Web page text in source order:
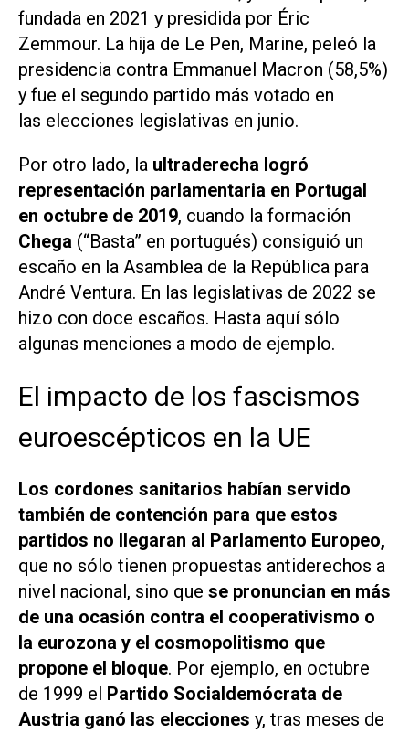
fundada en 2021 y presidida por Éric
Zemmour. La hija de Le Pen, Marine, peleó la
presidencia contra Emmanuel Macron (58,5%)
y fue el segundo partido más votado en
las elecciones legislativas en junio.
Por otro lado, la ultraderecha logró
representación parlamentaria en Portugal
en octubre de 2019, cuando la formación
Chega (“Basta” en portugués) consiguió un
escaño en la Asamblea de la República para
André Ventura. En las legislativas de 2022 se
hizo con doce escaños. Hasta aquí sólo
algunas menciones a modo de ejemplo.
El impacto de los fascismos
euroescépticos en la UE
Los cordones sanitarios habían servido
también de contención para que estos
partidos no llegaran al Parlamento Europeo,
que no sólo tienen propuestas antiderechos a
nivel nacional, sino que se pronuncian en más
de una ocasión contra el cooperativismo o
la eurozona y el cosmopolitismo que
propone el bloque. Por ejemplo, en octubre
de 1999 el Partido Socialdemócrata de
Austria ganó las elecciones y, tras meses de